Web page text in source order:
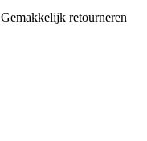
Gemakkelijk retourneren